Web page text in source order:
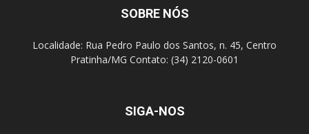
SOBRE NÓS
Localidade: Rua Pedro Paulo dos Santos, n. 45, Centro
Pratinha/MG Contato: (34) 2120-0601
SIGA-NOS